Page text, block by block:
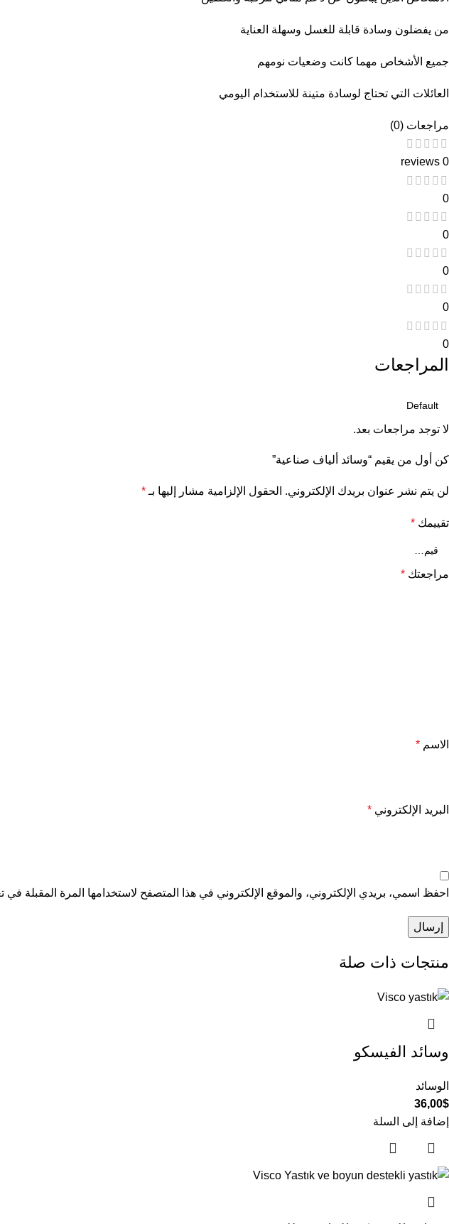
من يفضلون وسادة قابلة للغسل وسهلة العناية
جميع الأشخاص مهما كانت وضعيات نومهم
العائلات التي تحتاج لوسادة متينة للاستخدام اليومي
مراجعات (0)
0 reviews
0
0
0
0
0
المراجعات
لا توجد مراجعات بعد.
كن أول من يقيم “وسائد ألياف صناعية”
لن يتم نشر عنوان بريدك الإلكتروني. الحقول الإلزامية مشار إليها بـ *
تقييمك *
مراجعتك *
الاسم *
البريد الإلكتروني *
احفظ اسمي، بريدي الإلكتروني، والموقع الإلكتروني في هذا المتصفح لاستخدامها المرة المقبلة في
منتجات ذات صلة
وسائد الفيسكو
الوسائد
36,00$
إضافة إلى السلة